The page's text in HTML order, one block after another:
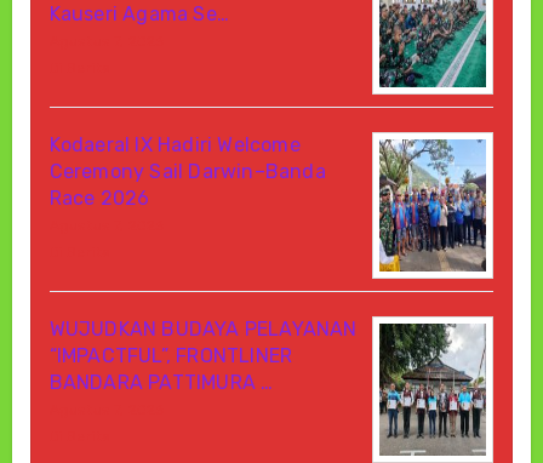
Kauseri Agama Se…
Kodaeral IX Hadiri Welcome
Ceremony Sail Darwin–Banda
Race 2026
WUJUDKAN BUDAYA PELAYANAN
“IMPACTFUL”, FRONTLINER
BANDARA PATTIMURA …